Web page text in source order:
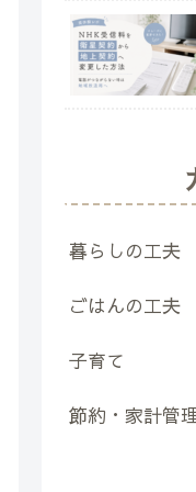
暮らしの工夫
ごはんの工夫
子育て
節約・家計管